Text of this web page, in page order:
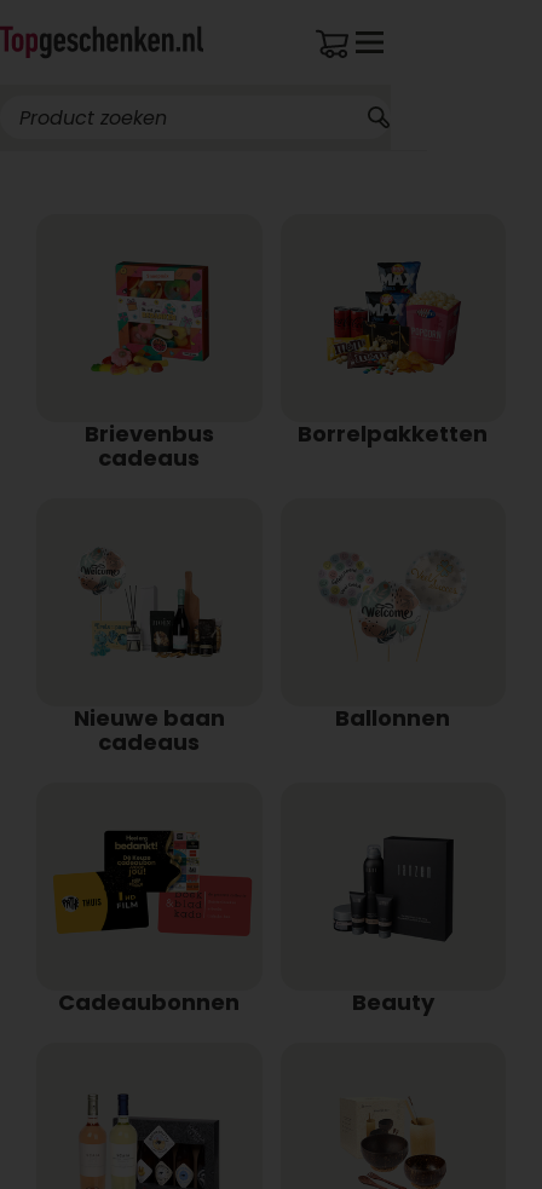
Brievenbus
cadeaus
Borrelpakketten
Nieuwe baan
cadeaus
Ballonnen
Cadeaubonnen Beauty